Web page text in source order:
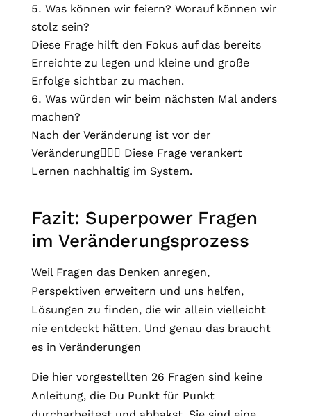
Was können wir feiern? Worauf können wir
stolz sein?
Diese Frage hilft den Fokus auf das bereits
Erreichte zu legen und kleine und große
Erfolge sichtbar zu machen.
Was würden wir beim nächsten Mal anders
machen?
Nach der Veränderung ist vor der
Veränderung🤷🏻‍♀️ Diese Frage verankert
Lernen nachhaltig im System.
Fazit: Superpower Fragen
im Veränderungsprozess
Weil Fragen das Denken anregen,
Perspektiven erweitern und uns helfen,
Lösungen zu finden, die wir allein vielleicht
nie entdeckt hätten. Und genau das braucht
es in Veränderungen
Die hier vorgestellten 26 Fragen sind keine
Anleitung, die Du Punkt für Punkt